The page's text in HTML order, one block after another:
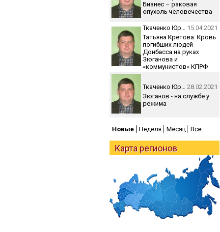
Бизнес – раковая
опухоль человечества
Ткаченко Юрий 15.04.2021
Татьяна Кретова. Кровь
погибших людей
Донбасса на руках
Зюганова и
«коммунистов» КПРФ
28.02.2021
Зюганов - на службе у
режима
Новые Неделя Месяц Все
Карта регионов